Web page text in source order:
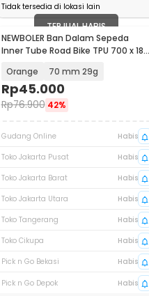
Tidak tersedia di lokasi lain
TERJUAL HABIS
NEWBOLER Ban Dalam Sepeda
Inner Tube Road Bike TPU 700 x 18-
Orange 70 mm 29g
Rp45.000
Rp76.900 42%
Gudang Online
Habis
Toko Jakarta Pusat
Habis
Toko Jakarta Barat
Habis
Toko Jakarta Utara
Habis
Toko Tangerang
Habis
Toko Cikupa
Habis
Pick n Go Bekasi
Habis
Pick n Go Depok Habis